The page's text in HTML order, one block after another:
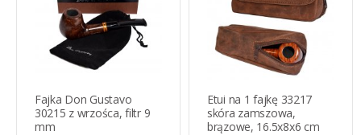
Fajka Don Gustavo
30215 z wrzośca, filtr 9
mm
Etui na 1 fajkę 33217
skóra zamszowa,
brązowe, 16.5x8x6 cm